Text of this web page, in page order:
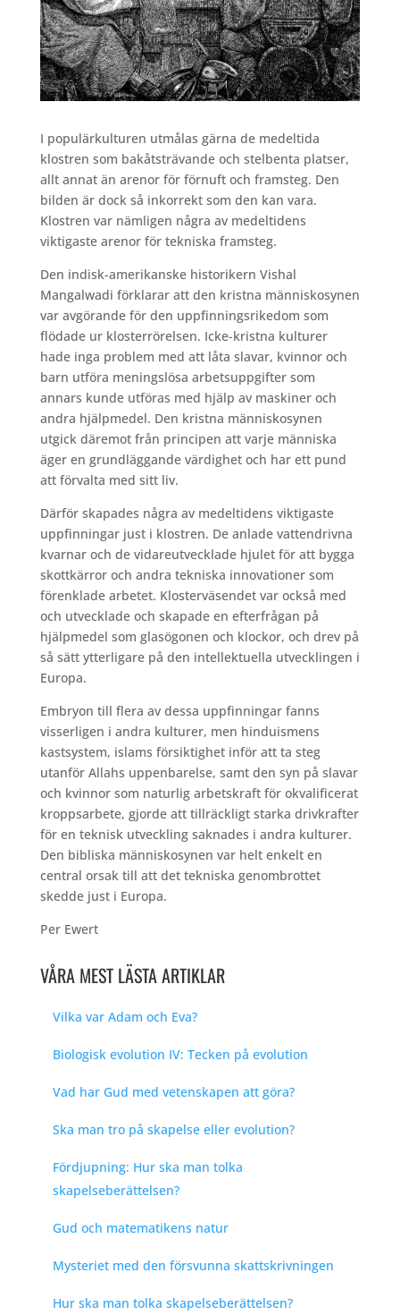
I populärkulturen utmålas gärna de medeltida
klostren som bakåtsträvande och stelbenta platser,
allt annat än arenor för förnuft och framsteg. Den
bilden är dock så inkorrekt som den kan vara.
Klostren var nämligen några av medeltidens
viktigaste arenor för tekniska framsteg.
Den indisk-amerikanske historikern Vishal
Mangalwadi förklarar att den kristna människosynen
var avgörande för den uppfinningsrikedom som
flödade ur klosterrörelsen. Icke-kristna kulturer
hade inga problem med att låta slavar, kvinnor och
barn utföra meningslösa arbetsuppgifter som
annars kunde utföras med hjälp av maskiner och
andra hjälpmedel. Den kristna människosynen
utgick däremot från principen att varje människa
äger en grundläggande värdighet och har ett pund
att förvalta med sitt liv.
Därför skapades några av medeltidens viktigaste
uppfinningar just i klostren. De anlade vattendrivna
kvarnar och de vidareutvecklade hjulet för att bygga
skottkärror och andra tekniska innovationer som
förenklade arbetet. Klosterväsendet var också med
och utvecklade och skapade en efterfrågan på
hjälpmedel som glasögonen och klockor, och drev på
så sätt ytterligare på den intellektuella utvecklingen i
Europa.
Embryon till flera av dessa uppfinningar fanns
visserligen i andra kulturer, men hinduismens
kastsystem, islams försiktighet inför att ta steg
utanför Allahs uppenbarelse, samt den syn på slavar
och kvinnor som naturlig arbetskraft för okvalificerat
kroppsarbete, gjorde att tillräckligt starka drivkrafter
för en teknisk utveckling saknades i andra kulturer.
Den bibliska människosynen var helt enkelt en
central orsak till att det tekniska genombrottet
skedde just i Europa.
Per Ewert
VÅRA MEST LÄSTA ARTIKLAR
Vilka var Adam och Eva?
Biologisk evolution IV: Tecken på evolution
Vad har Gud med vetenskapen att göra?
Ska man tro på skapelse eller evolution?
Fördjupning: Hur ska man tolka
skapelseberättelsen?
Gud och matematikens natur
Mysteriet med den försvunna skattskrivningen
Hur ska man tolka skapelseberättelsen?